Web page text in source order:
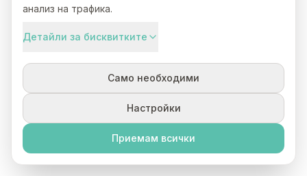
анализ на трафика.
Детайли за бисквитките
Само необходими
Настройки
Приемам всички